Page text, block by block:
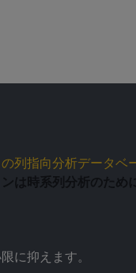
列指向分析データベ
時系列分析のため
に抑えます。